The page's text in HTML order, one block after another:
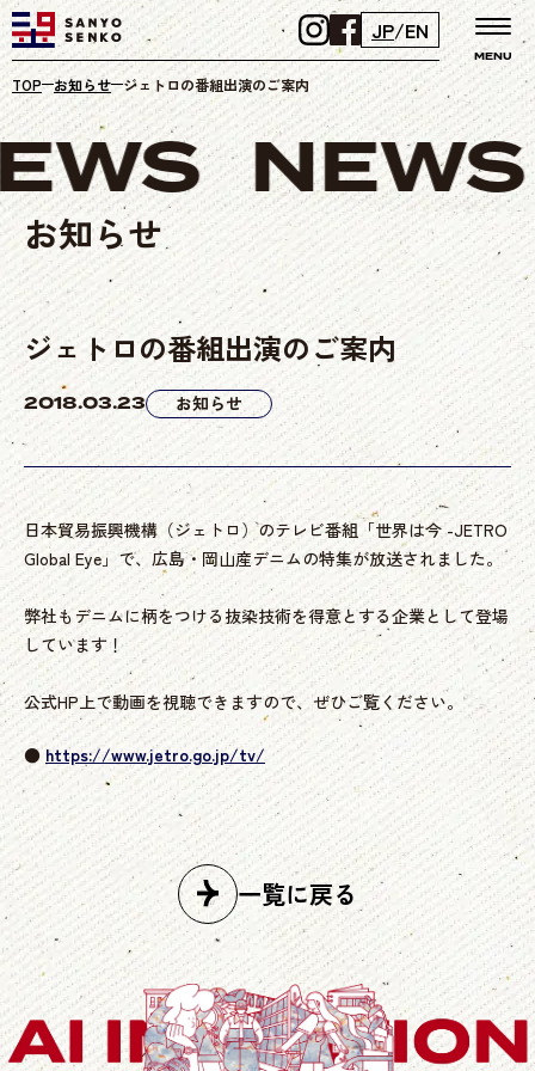
JP/EN
MENU
TOP お知らせ ジェトロの番組出演のご案内
NEWS
お知らせ
ジェトロの番組出演のご案内
2018.03.23 お知らせ
日本貿易振興機構（ジェトロ）のテレビ番組「世界は今 -JETRO
Global Eye」で、広島・岡山産デニムの特集が放送されました。
弊社もデニムに柄をつける抜染技術を得意とする企業として登場
しています！
公式HP上で動画を視聴できますので、ぜひご覧ください。
●https://www.jetro.go.jp/tv/
一覧に戻る